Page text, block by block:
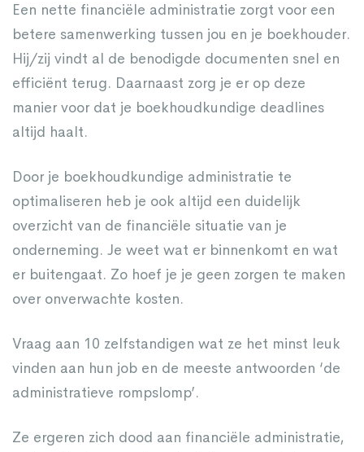
Een nette financiële administratie zorgt voor een
betere samenwerking tussen jou en je boekhouder.
Hij/zij vindt al de benodigde documenten snel en
efficiënt terug. Daarnaast zorg je er op deze
manier voor dat je boekhoudkundige deadlines
altijd haalt.
Door je boekhoudkundige administratie te
optimaliseren heb je ook altijd een duidelijk
overzicht van de financiële situatie van je
onderneming. Je weet wat er binnenkomt en wat
er buitengaat. Zo hoef je je geen zorgen te maken
over onverwachte kosten.
Vraag aan 10 zelfstandigen wat ze het minst leuk
vinden aan hun job en de meeste antwoorden ‘de
administratieve rompslomp’.
Ze ergeren zich dood aan financiële administratie,